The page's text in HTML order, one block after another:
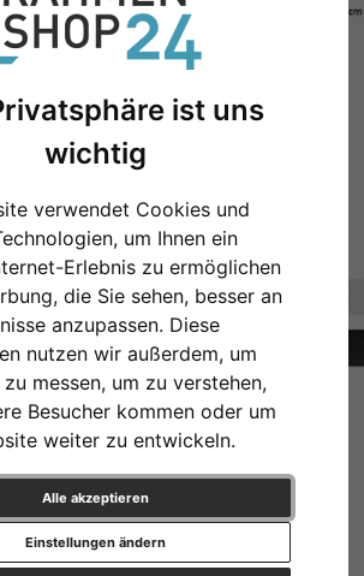
ist uns
wichtig
verwendet Cookies und
um Ihnen ein
Erlebnis zu ermöglichen
die Sie sehen, besser an
anzupassen. Diese
nutzen wir außerdem, um
messen, um zu verstehen,
Besucher kommen oder um
weiter zu entwickeln.
Alle akzeptieren
Einstellungen ändern